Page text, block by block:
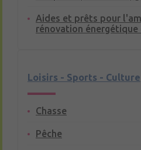
Aides et prêts pour
rénovation
Loisirs - Sports - Culture
Chasse
Pêche